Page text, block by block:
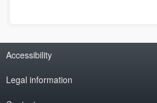
Accessibility
Legal information